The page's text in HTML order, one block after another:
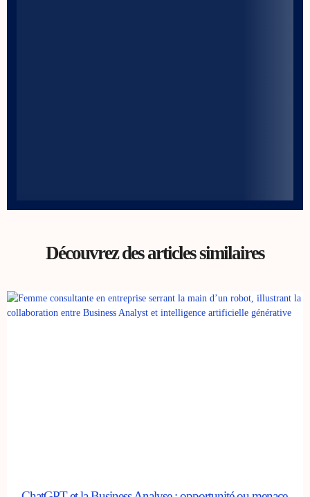
Découvrez des articles similaires